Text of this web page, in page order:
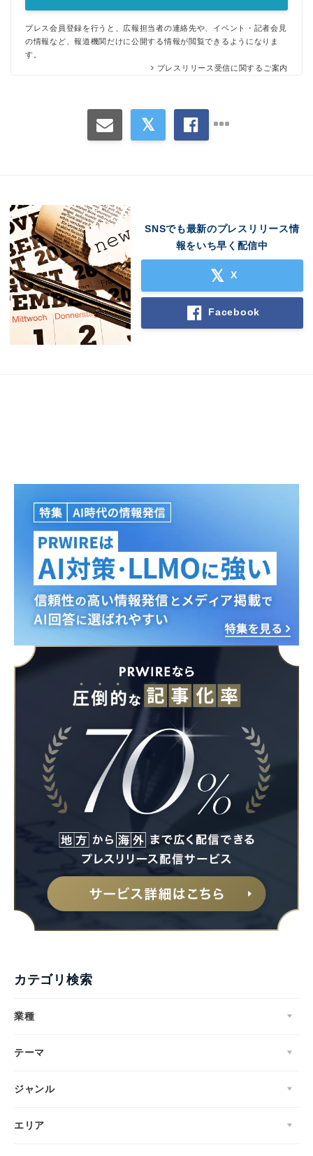
プレス会員登録を行うと、広報担当者の連絡先や、イベント・記者会見
の情報など、報道機関だけに公開する情報が閲覧できるようになりま
す。
プレスリリース受信に関するご案内
SNSでも最新のプレスリリース情
報をいち早く配信中
X
Facebook
カテゴリ検索
業種
テーマ
ジャンル
エリア